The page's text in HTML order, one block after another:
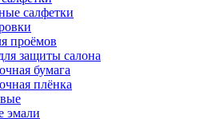
салфетки
проёмов
защиты салона
бумага
плёнка
эмали